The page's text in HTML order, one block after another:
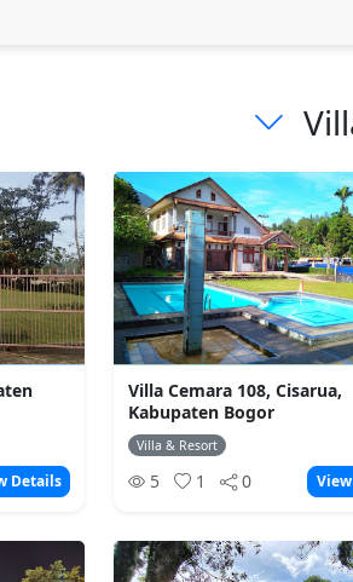
Details
Villa Cemara 108, Cisarua,
Kabupaten Bogor
Villa & Resort
5 1 0